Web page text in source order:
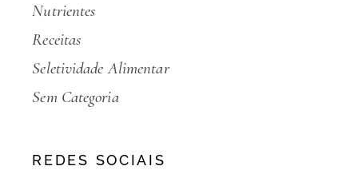
Nutrientes
Receitas
Seletividade Alimentar
Sem Categoria
REDES SOCIAIS